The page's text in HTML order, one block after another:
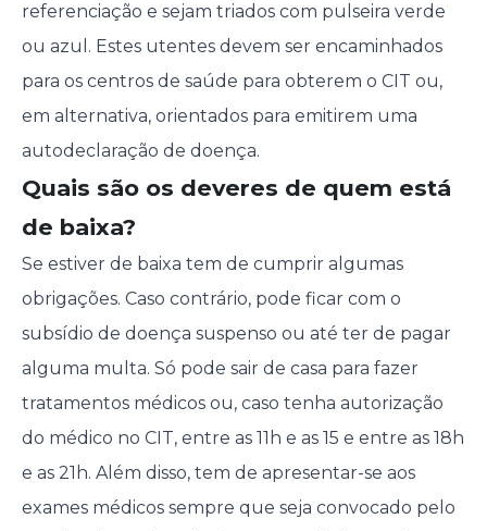
referenciação e sejam triados com pulseira verde
ou azul. Estes utentes devem ser encaminhados
para os centros de saúde para obterem o CIT ou,
em alternativa, orientados para emitirem uma
autodeclaração de doença.
Quais são os deveres de quem está
de baixa?
Se estiver de baixa tem de cumprir algumas
obrigações. Caso contrário, pode ficar com o
subsídio de doença suspenso ou até ter de pagar
alguma multa. Só pode sair de casa para fazer
tratamentos médicos ou, caso tenha autorização
do médico no CIT, entre as 11h e as 15 e entre as 18h
e as 21h. Além disso, tem de apresentar-se aos
exames médicos sempre que seja convocado pelo